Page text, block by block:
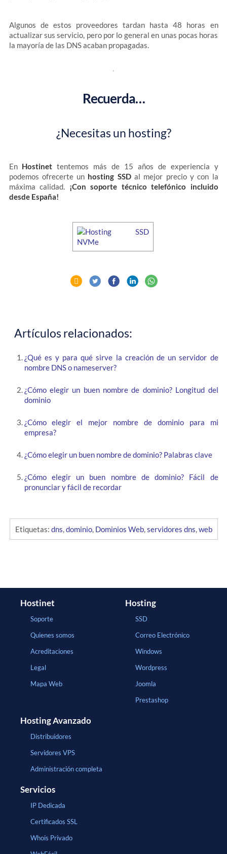
Algunos de estos proveedores tardan hasta 48 horas en
actualizar sus servicio, pero por lo general en unas pocas horas
la mayoría de las DNS acaban propagadas.
Recuerda…
¿Necesitas un hosting?
En Hostinet tentemos más de 15 años de experiencia y
podemos ofrecerte un hosting SSDal mejor precio y con la
máxima calidad. ¡Con soporte técnico telefónico incluido
desde España!
Artículos relacionados:
¿Qué es y para qué sirve la creación de un servidor de
nombre DNS o nameserver?
¿Cómo elegir un buen nombre de dominio? Longitud del
dominio
¿Cómo elegir el mejor nombre de dominio para mi
empresa?
¿Cómo elegir un buen nombre de dominio? Palabras clave
¿Cómo elegir un buen nombre de dominio? Fácil de
pronunciar y fácil de recordar
Etiquetas: dns dominio, Dominios Web, servidores dns web
Hostinet
Soporte
Quienes somos
Acreditaciones
Legal
Mapa Web
Hosting
SSD
Correo Electrónico
Windows
Wordpress
Joomla
Prestashop
Hosting Avanzado
Distribuidores
Servidores VPS
Administración completa
Servicios
IP Dedicada
Certificados SSL
Whois Privado